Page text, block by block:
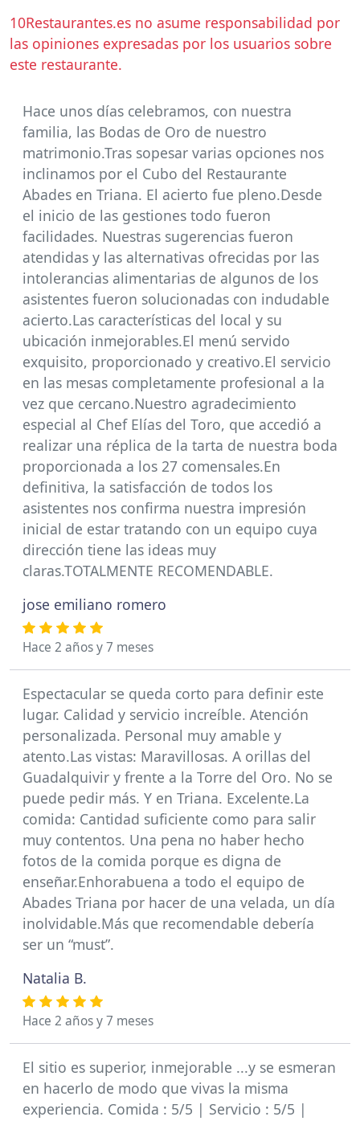
10Restaurantes.es no asume responsabilidad por
las opiniones expresadas por los usuarios sobre
este restaurante.
Hace unos días celebramos, con nuestra
familia, las Bodas de Oro de nuestro
matrimonio.Tras sopesar varias opciones nos
inclinamos por el Cubo del Restaurante
Abades en Triana. El acierto fue pleno.Desde
el inicio de las gestiones todo fueron
facilidades. Nuestras sugerencias fueron
atendidas y las alternativas ofrecidas por las
intolerancias alimentarias de algunos de los
asistentes fueron solucionadas con indudable
acierto.Las características del local y su
ubicación inmejorables.El menú servido
exquisito, proporcionado y creativo.El servicio
en las mesas completamente profesional a la
vez que cercano.Nuestro agradecimiento
especial al Chef Elías del Toro, que accedió a
realizar una réplica de la tarta de nuestra boda
proporcionada a los 27 comensales.En
definitiva, la satisfacción de todos los
asistentes nos confirma nuestra impresión
inicial de estar tratando con un equipo cuya
dirección tiene las ideas muy
claras.TOTALMENTE RECOMENDABLE.
jose emiliano romero
Hace 2 años y 7 meses
Espectacular se queda corto para definir este
lugar. Calidad y servicio increíble. Atención
personalizada. Personal muy amable y
atento.Las vistas: Maravillosas. A orillas del
Guadalquivir y frente a la Torre del Oro. No se
puede pedir más. Y en Triana. Excelente.La
comida: Cantidad suficiente como para salir
muy contentos. Una pena no haber hecho
fotos de la comida porque es digna de
enseñar.Enhorabuena a todo el equipo de
Abades Triana por hacer de una velada, un día
inolvidable.Más que recomendable debería
ser un “must”.
Natalia B.
Hace 2 años y 7 meses
El sitio es superior, inmejorable ...y se esmeran
en hacerlo de modo que vivas la misma
experiencia. Comida : 5/5 | Servicio : 5/5 |